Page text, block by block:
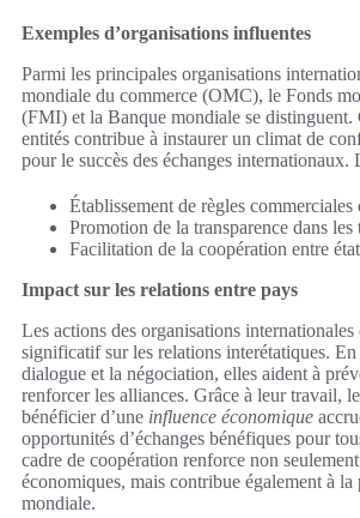
Exemples d’organisations influentes
Parmi les principales organisations
mondiale du commerce (OMC), le Fonds
(FMI) et la Banque mondiale se distinguent.
entités contribue à instaurer un climat de
pour le succès des échanges
Établissement de règles commerciales
Promotion de la transparence dans les
Facilitation de la coopération entre
Impact sur les relations entre pays
Les actions des organisations
significatif sur les relations interétatiques.
dialogue et la négociation, elles aident à
renforcer les alliances. Grâce à leur travail,
bénéficier d’une influence économique
opportunités d’échanges bénéfiques pour
cadre de coopération renforce non
économiques, mais contribue également à
mondiale.